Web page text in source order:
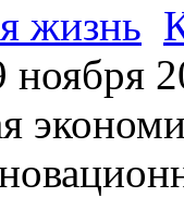
жизнь
ноября